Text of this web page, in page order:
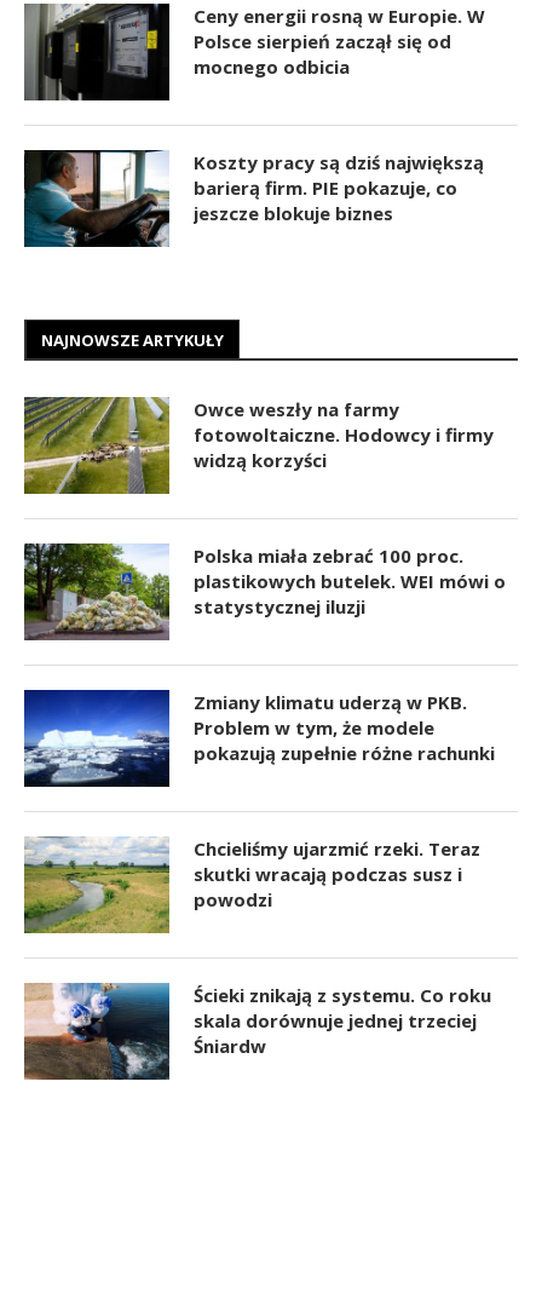
Ceny energii rosną w Europie. W
Polsce sierpień zaczął się od
mocnego odbicia
Koszty pracy są dziś największą
barierą firm. PIE pokazuje, co
jeszcze blokuje biznes
NAJNOWSZE ARTYKUŁY
Owce weszły na farmy
fotowoltaiczne. Hodowcy i firmy
widzą korzyści
Polska miała zebrać 100 proc.
plastikowych butelek. WEI mówi o
statystycznej iluzji
Zmiany klimatu uderzą w PKB.
Problem w tym, że modele
pokazują zupełnie różne rachunki
Chcieliśmy ujarzmić rzeki. Teraz
skutki wracają podczas susz i
powodzi
Ścieki znikają z systemu. Co roku
skala dorównuje jednej trzeciej
Śniardw